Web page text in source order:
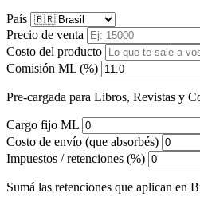
País
Precio de venta
Costo del producto
Comisión ML (%)
Pre-cargada para Libros, Revistas y
Cargo fijo ML
Costo de envío (que absorbés)
Impuestos / retenciones (%)
Sumá las retenciones que aplican en